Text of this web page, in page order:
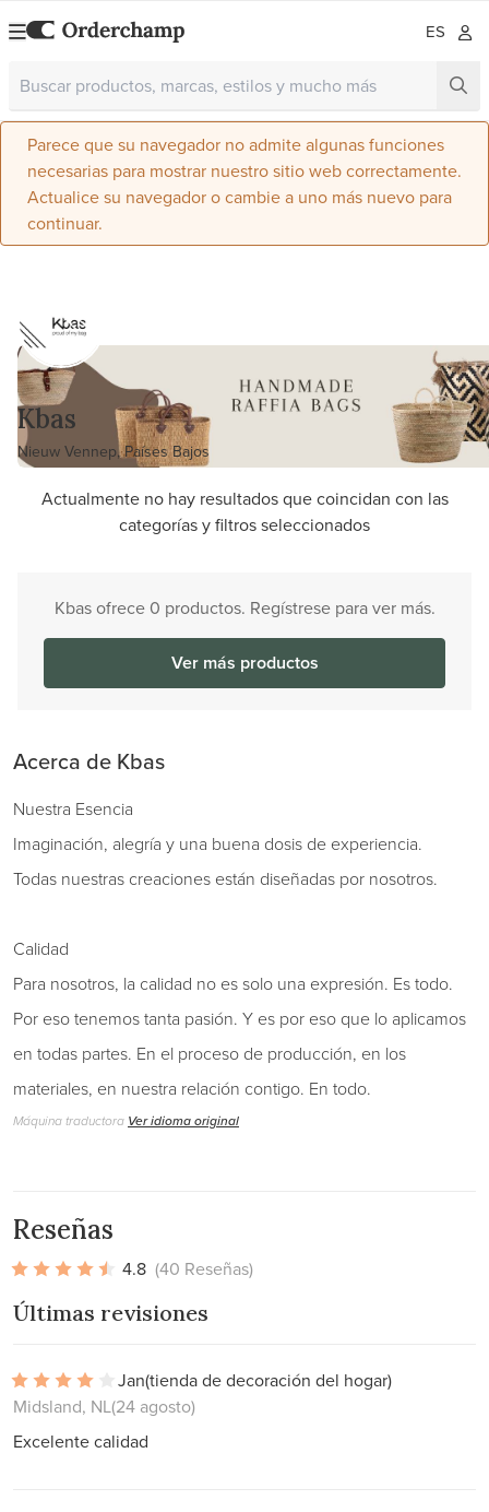
ES
Parece que su navegador no admite algunas funciones
necesarias para mostrar nuestro sitio web correctamente.
Actualice su navegador o cambie a uno más nuevo para
continuar.
Kbas
Nieuw Vennep, Países Bajos
Actualmente no hay resultados que coincidan con las
categorías y filtros seleccionados
Kbas ofrece 0 productos. Regístrese para ver más.
Ver más productos
Acerca de Kbas
Nuestra Esencia
Imaginación, alegría y una buena dosis de experiencia.
Todas nuestras creaciones están diseñadas por nosotros.
Calidad
Para nosotros, la calidad no es solo una expresión. Es todo.
Por eso tenemos tanta pasión. Y es por eso que lo aplicamos
en todas partes. En el proceso de producción, en los
materiales, en nuestra relación contigo. En todo.
Máquina traductora Ver idioma original
Reseñas
4.8 (40 Reseñas)
Últimas revisiones
Jan(tienda de decoración del hogar)
Midsland, NL(24 agosto)
Excelente calidad